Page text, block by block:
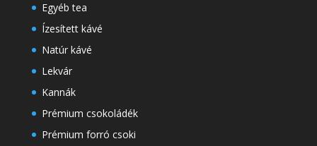
Egyéb tea
Ízesített kávé
Natúr kávé
Lekvár
Kannák
Prémium csokoládék
Prémium forró csoki